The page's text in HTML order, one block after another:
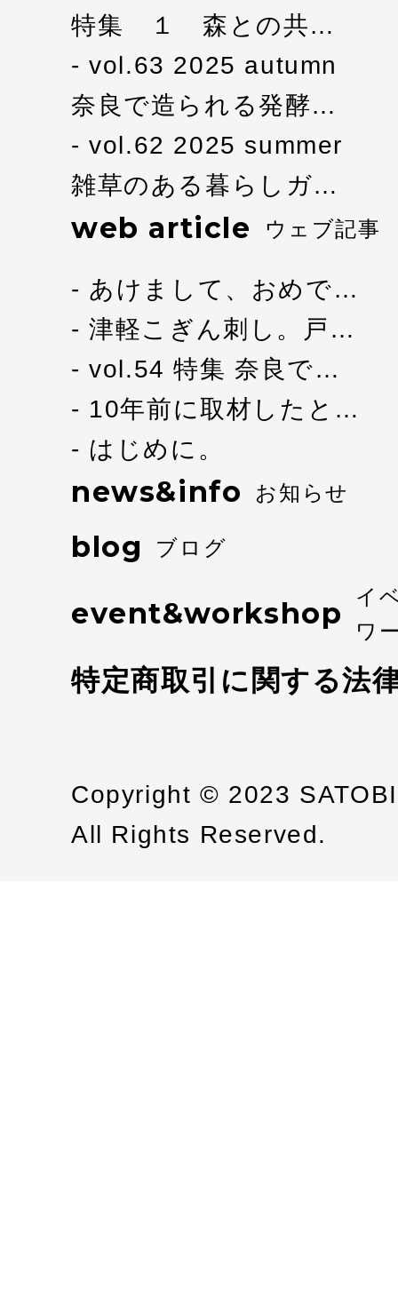
特集 １ 森との共…
vol.63 2025 autumn
奈良で造られる発酵…
vol.62 2025 summer
雑草のある暮らしガ…
web article ウェブ記事
あけまして、おめで…
津軽こぎん刺し。戸…
vol.54 特集 奈良で…
10年前に取材したと…
はじめに。
news&info お知らせ
blog ブログ
event&workshop
イ
ワ
特定商取引に関する法
Copyright © 2023
All Rights Reserved.